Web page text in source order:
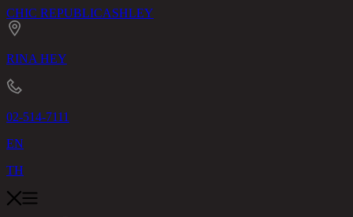
CHIC REPUBLICASHLEY
RINA HEY
02-514-7111
EN
TH